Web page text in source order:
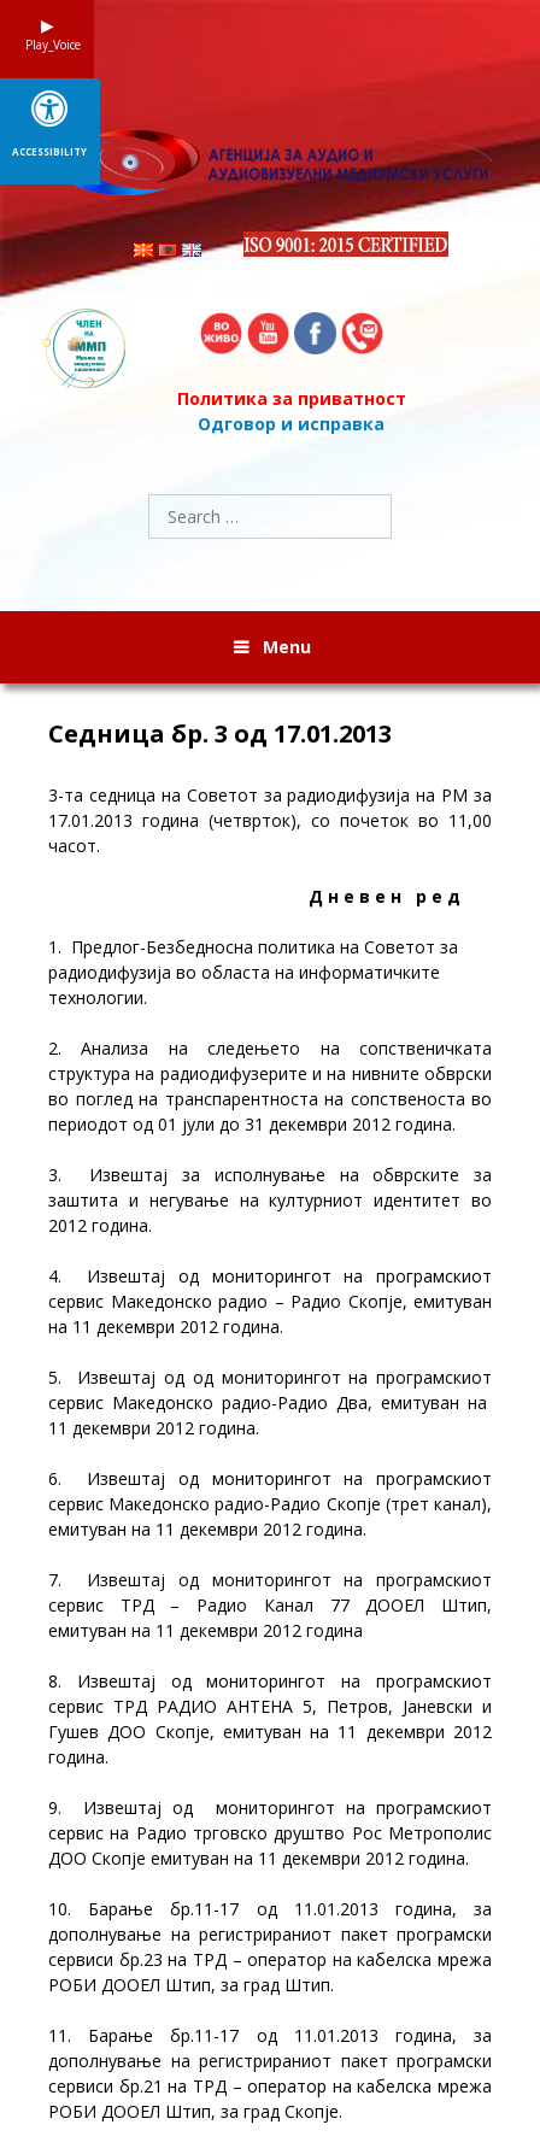
Политика за приватност
Одговор и исправка
Search
for:
Menu
Седница бр. 3 од 17.01.2013
3-та седница на Советот за радиодифузија на РМ за
17.01.2013 година (четврток), со почеток во 11,00
часот.
Д н е в е н р е д
1. Предлог-Безбедносна политика на Советот за
радиодифузија во областа на информатичките
технологии.
2. Анализа на следењето на сопственичката
структура на радиодифузерите и на нивните обврски
во поглед на транспарентноста на сопственоста во
периодот од 01 јули до 31 декември 2012 година.
3. Извештај за исполнување на обврските за
заштита и негување на културниот идентитет во
2012 година.
4. Извештај од мониторингот на програмскиот
сервис Македонско радио – Радио Скопје, емитуван
на 11 декември 2012 година.
5. Извештај од од мониторингот на програмскиот
сервис Македонско радио-Радио Два, емитуван на
11 декември 2012 година.
6. Извештај од мониторингот на програмскиот
сервис Македонско радио-Радио Скопје (трет канал),
емитуван на 11 декември 2012 година.
7. Извештај од мониторингот на програмскиот
сервис ТРД – Радио Канал 77 ДООЕЛ Штип,
емитуван на 11 декември 2012 година
8. Извештај од мониторингот на програмскиот
сервис ТРД РАДИО АНТЕНА 5, Петров, Јаневски и
Гушев ДОО Скопје, емитуван на 11 декември 2012
година.
9. Извештај од мониторингот на програмскиот
сервис на Радио трговско друштво Рос Метрополис
ДОО Скопје емитуван на 11 декември 2012 година.
10. Барање бр.11-17 од 11.01.2013 година, за
дополнување на регистрираниот пакет програмски
сервиси бр.23 на ТРД – оператор на кабелска мрежа
РОБИ ДООЕЛ Штип, за град Штип.
11. Барање бр.11-17 од 11.01.2013 година, за
дополнување на регистрираниот пакет програмски
сервиси бр.21 на ТРД – оператор на кабелска мрежа
РОБИ ДООЕЛ Штип, за град Скопје.
Play_Voice
ACCESSIBILITY